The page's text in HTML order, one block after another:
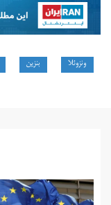
ونزوئلا بنزین